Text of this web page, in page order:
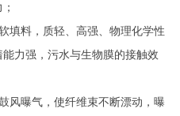
填料，质轻、高强、物理化学性
力强，污水与生物膜的接触效
风曝气，使纤维束不断漂动，曝